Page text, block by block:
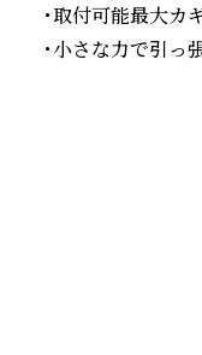
・取付可能最大カ
・小さな力で引